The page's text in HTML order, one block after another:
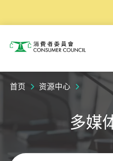
消费者委员会
首页 资源中心
多媒